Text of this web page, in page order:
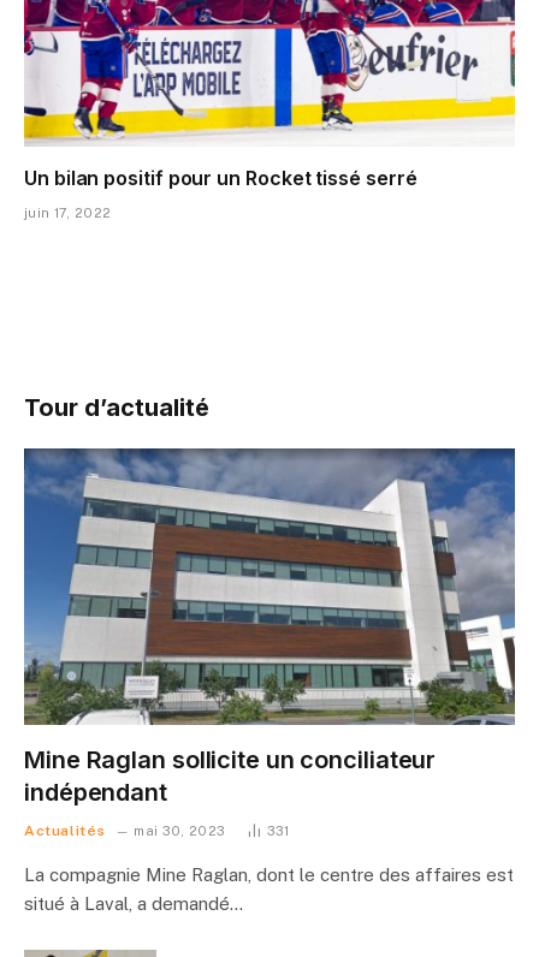
Un bilan positif pour un Rocket tissé serré
juin 17, 2022
Tour d’actualité
Mine Raglan sollicite un conciliateur
indépendant
Actualités mai 30, 2023 331
La compagnie Mine Raglan, dont le centre des affaires est
situé à Laval, a demandé…